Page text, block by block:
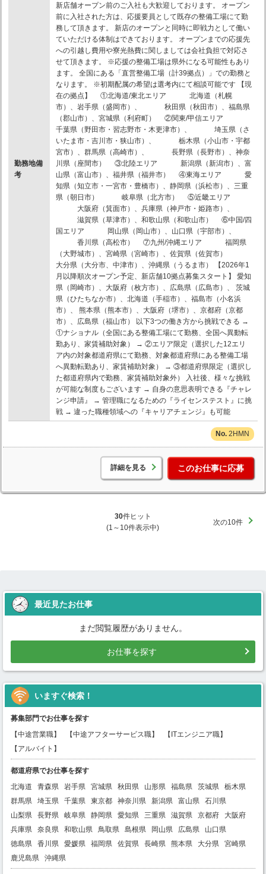
勤務地備
考
新店舗オープン前のご入社も大歓迎しております。 オープン
前に入社された方は、応援要員として既存の整備工場にて勤
務して頂きます。 新店のオープンと同時に即戦力として働い
ていただける体制はできております。 オープンまでの応援先
への引越し費用や寮光熱費に関しましては会社負担で対応さ
せて頂きます。 ※応援の整備工場は県外になる可能性もあり
ます。 全国にある「直営整備工場（計39拠点）」での勤務と
なります。 ※初期配属の希望は選考内にて相談可能です 【現
在の拠点】 ①北海道/東北エリア 北海道（札幌
市）、岩手県（盛岡市）、 秋田県（秋田市）、福島県
（郡山市）、宮城県（利府町） ②関東/甲信エリア
千葉県（野田市・習志野市・木更津市）、 埼玉県（さ
いたま市・吉川市・狭山市）、 栃木県（小山市・宇都
宮市）、群馬県（高崎市）、 長野県（長野市）、神奈
川県（座間市） ③北陸エリア 新潟県（新潟市）、富
山県（富山市）、福井県（福井市） ④東海エリア 愛
知県（知立市・一宮市・豊橋市）、静岡県（浜松市）、三重
県（朝日市） 岐阜県（北方市） ⑤近畿エリア
大阪府（箕面市）、兵庫県（神戸市・姫路市）、
滋賀県（草津市）、和歌山県（和歌山市） ⑥中国/四
国エリア 岡山県（岡山市）、山口県（宇部市）、
香川県（高松市） ⑦九州/沖縄エリア 福岡県
（大野城市）、宮崎県（宮崎市）、佐賀県（佐賀市）
大分県（大分市、中津市）、沖縄県（うるま市） 【2026年1
月以降順次オープン予定、新店舗10拠点募集スタート】 愛知
県（岡崎市）、大阪府（枚方市）、広島県（広島市）、 茨城
県（ひたちなか市）、北海道（手稲市）、福島市（小名浜
市）、 熊本県（熊本市）、大阪府（堺市）、京都府（京都
市）、広島県（福山市） 以下3つの働き方から挑戦できる →
①ナショナル（全国にある整備工場にて勤務、全国へ異動転
勤あり、家賃補助対象） → ②エリア限定（選択した12エリ
ア内の対象都道府県にて勤務、対象都道府県にある整備工場
へ異動転勤あり、家賃補助対象） → ③都道府県限定（選択し
た都道府県内で勤務、家賃補助対象外） 入社後、様々な挑戦
が可能な制度もございます → 自身の意思表明できる『チャレ
ンジ申請』 → 管理職になるための『ライセンステスト』に挑
戦 → 違った職種領域への『キャリアチェンジ』も可能
2HMN
詳細を見る このお仕事に応募
30件ヒット
(1～10件表示中)
次の10件
最近見たお仕事
まだ閲覧履歴がありません。
お仕事を探す
いますぐ検索！
募集部門でお仕事を探す
【中途営業職】
【中途アフターサービス職】
【ITエンジニア職】
【アルバイト】
都道府県でお仕事を探す
北海道
青森県 岩手県 宮城県 秋田県 山形県 福島県 茨城県
栃木県
群馬県
埼玉県 千葉県 東京都 神奈川県 新潟県 富山県
石川県
山梨県
長野県 岐阜県 静岡県 愛知県 三重県 滋賀県 京都府
大阪府
兵庫県
奈良県 和歌山県 鳥取県 島根県 岡山県 広島県
山口県
徳島県
香川県 愛媛県 福岡県 佐賀県 長崎県 熊本県 大分県
宮崎県
鹿児島県
沖縄県